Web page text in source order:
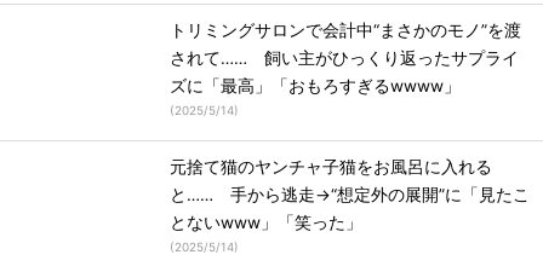
トリミングサロンで会計中“まさかのモノ”を渡
されて…… 飼い主がひっくり返ったサプライ
ズに「最高」「おもろすぎるwwww」
(2025/5/14)
元捨て猫のヤンチャ子猫をお風呂に入れる
と…… 手から逃走→“想定外の展開”に「見たこ
とないwww」「笑った」
(2025/5/14)